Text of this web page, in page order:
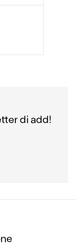
di add!